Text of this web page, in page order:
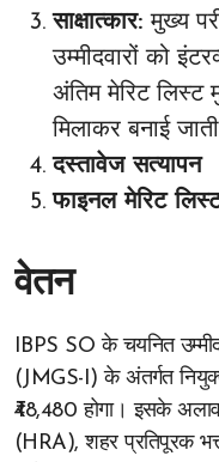
साक्षात्कार:मुख्य
उम्मीदवारों को
अंतिम मेरिट लिस्ट
मिलाकर बनाई
दस्तावेज सत्यापन
फाइनल मेरिट
वेतन
IBPS SO के चयनित
(JMGS-I) के अंतर्गत
₹48,480 होगा। इसके
(HRA), शहर प्रतिपूरक